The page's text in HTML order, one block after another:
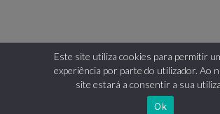
Este site utiliza cookies para permitir
experiência por parte do utilizador. Ao
site estará a consentir a sua
Ok